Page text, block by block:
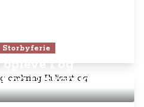
Storbyferie
i og
Diskobugten